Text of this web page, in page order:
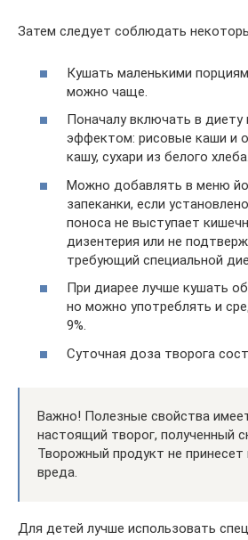
Затем следует соблюдать
Кушать маленькими
можно чаще.
Поначалу включать в
эффектом: рисовые каши и
кашу, сухари из белого хлеба.
Можно добавлять в меню
запеканки, если
поноса не выступает
дизентерия или не
требующий специальной
При диарее лучше кушать
но можно употреблять и
9%.
Суточная доза творога
Важно! Полезные свойства
настоящий творог, полученный
Творожный продукт не принесет
вреда.
Для детей лучше использовать